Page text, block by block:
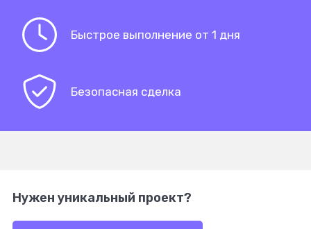
Быстрое выполнение от 1 дня
Безопасная сделка
Нужен уникальный проект?